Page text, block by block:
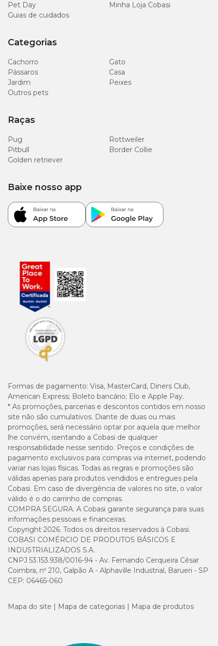
Pet Day
Minha Loja Cobasi
Guias de cuidados
Categorias
Cachorro
Gato
Pássaros
Casa
Jardim
Peixes
Outros pets
Raças
Pug
Rottweiler
Pitbull
Border Collie
Golden retriever
Formas de pagamento: Visa, MasterCard, Diners Club,
American Express; Boleto bancário; Elo e Apple Pay.
* As promoções, parcerias e descontos contidos em nosso
site não são cumulativos. Diante de duas ou mais
promoções, será necessário optar por aquela que melhor
lhe convém, isentando a Cobasi de qualquer
responsabilidade nesse sentido. Preços e condições de
pagamento exclusivos para compras via internet, podendo
variar nas lojas físicas. Todas as regras e promoções são
válidas apenas para produtos vendidos e entregues pela
Cobasi. Em caso de divergência de valores no site, o valor
válido é o do carrinho de compras.
COMPRA SEGURA. A Cobasi garante segurança para suas
informações pessoais e financeiras.
Copyright 2026. Todos os direitos reservados à Cobasi.
COBASI COMÉRCIO DE PRODUTOS BÁSICOS E
INDUSTRIALIZADOS S.A.
CNPJ 53.153.938/0016-94 - Av. Fernando Cerqueira César
Coimbra, nº 210, Galpão A - Alphaville Industrial, Barueri - SP
CEP: 06465-060
Baixe nosso app
Mapa do site Mapa de categorias Mapa de produtos